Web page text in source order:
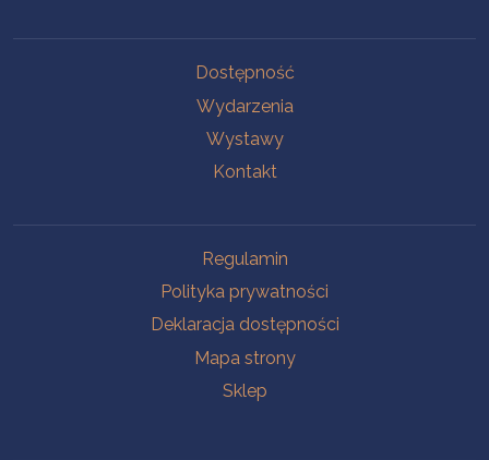
Dostępność
Wydarzenia
Wystawy
Kontakt
Regulamin
Polityka prywatności
Deklaracja dostępności
Mapa strony
Sklep